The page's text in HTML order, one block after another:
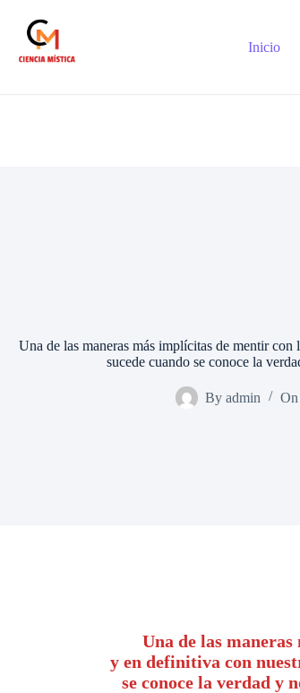
contenido
Inicio
Una de las maneras más implícitas de mentir
sucede cuando se conoce la
By admin On
Una de las
y en definitiva con
se conoce la verdad y